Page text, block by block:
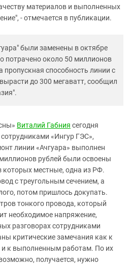
материалов и выполненных
- отмечается в публикации.
были заменены в октябре
потрачено около 50 миллионов
пропускная способность линии с
до 300 мегаватт, сообщил
Виталий Габния сегодня
«Ингур ГЭС»,
линии «Ачгуара» выполнен
рублей были освоены
которых местные, одна из РФ.
с треугольным сечением, а
потом пришлось докупать.
тонкого провода, который
необходимое напряжение,
разговорах сотрудниками
критические замечания как к
и к выполненным работам. По их
получается, нужно